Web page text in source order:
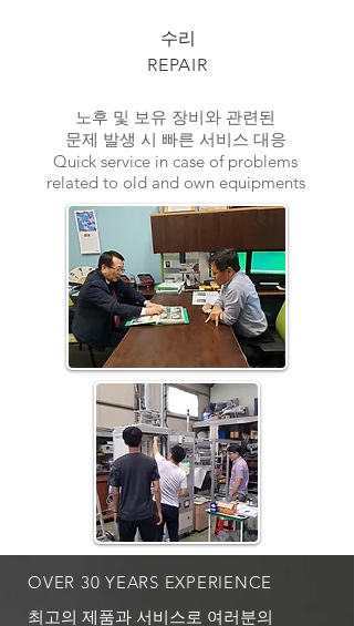
​수리
REPAIR
노후 및 보유 장비와 관련된
문제 발생 시 빠른 서비스 대응
Quick service in case of problems
related to old and own equipments
OVER 30 YEARS EXPERIENCE
최고의 제품과 서비스로 여러분의